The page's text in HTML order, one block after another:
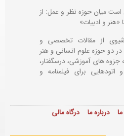
میان حوزه نظر و عمل: از
و ادبیات»
از مقالات تخصصی و
دو حوزه علوم انسانی و هنر
های آموزشی، درسگفتار،
اتودهایی برایفیلمنامه و
درباره ما درگاه مالی